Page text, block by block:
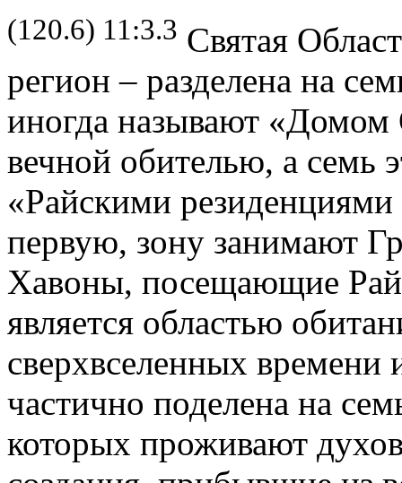
(120.6) 11:3.3 Святая
регион – разделена на
иногда называют «Домом
вечной обителью, а семь
«Райскими
первую, зону занимают
Хавоны, посещающие
является областью
сверхвселенных времени
частично поделена на
которых проживают